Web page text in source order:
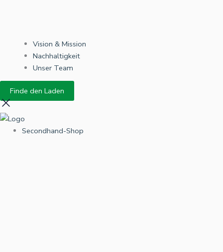
Vision & Mission
Nachhaltigkeit
Unser Team
Finde den Laden
Secondhand-Shop